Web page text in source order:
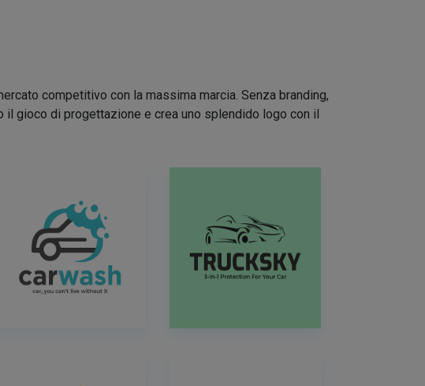
competitivo con la massima marcia. Senza branding,
gioco di progettazione e crea uno splendido logo con il